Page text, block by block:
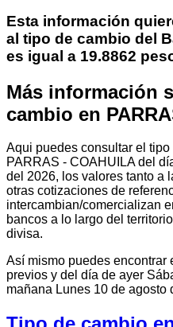
Esta información
al tipo de cambio del
es igual a 19.8862
Más información
cambio en
Aqui puedes consultar el
PARRAS - COAHUILA del
del 2026, los valores tanto a
otras cotizaciones de
intercambian/comercializan
bancos a lo largo del
divisa.
Así mismo puedes encontrar
previos y del día de ayer
mañana Lunes 10 de agosto